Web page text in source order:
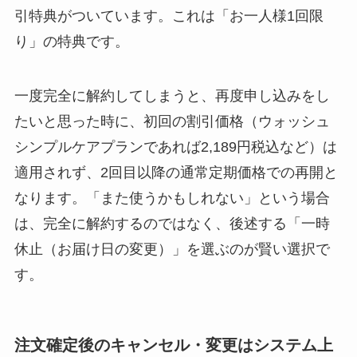
引特典がついています。これは「お一人様1回限
り」の特典です。
一度完全に解約してしまうと、再度申し込みをし
たいと思った時に、初回の割引価格（ウォッシュ
シンプルケアプランであれば2,189円税込など）は
適用されず、2回目以降の通常定期価格での再開と
なります。「また使うかもしれない」という場合
は、完全に解約するのではなく、後述する「一時
休止（お届け日の変更）」を選ぶのが賢い選択で
す。
注文確定後のキャンセル・変更はシステム上